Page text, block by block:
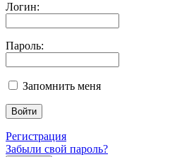
Логин:
Пароль:
Запомнить меня
Регистрация
Забыли свой пароль?